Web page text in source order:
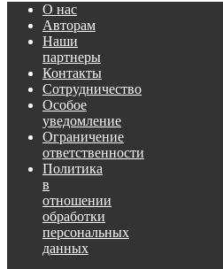
О нас
Авторам
Наши
партнеры
Контакты
Сотрудничество
Особое
уведомление
Ограничение
ответственности
Политика
в
отношении
обработки
персональных
данных